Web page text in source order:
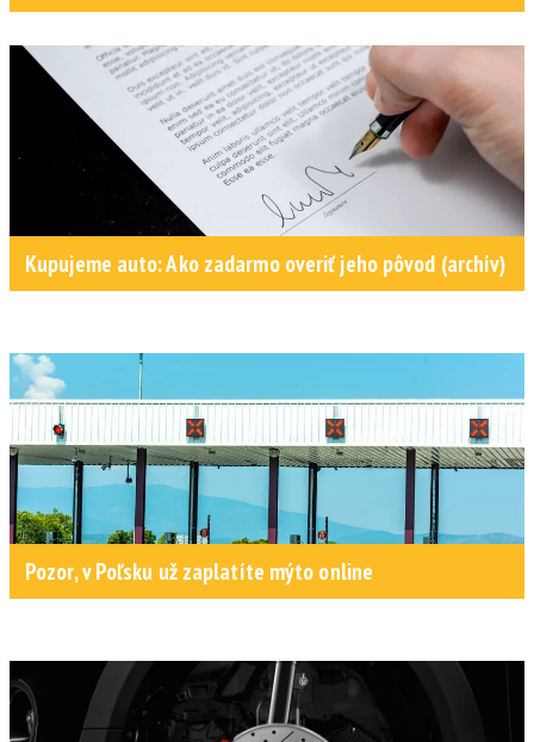
Kupujeme auto: Ako zadarmo overiť jeho pôvod (archív)
Pozor, v Poľsku už zaplatíte mýto online